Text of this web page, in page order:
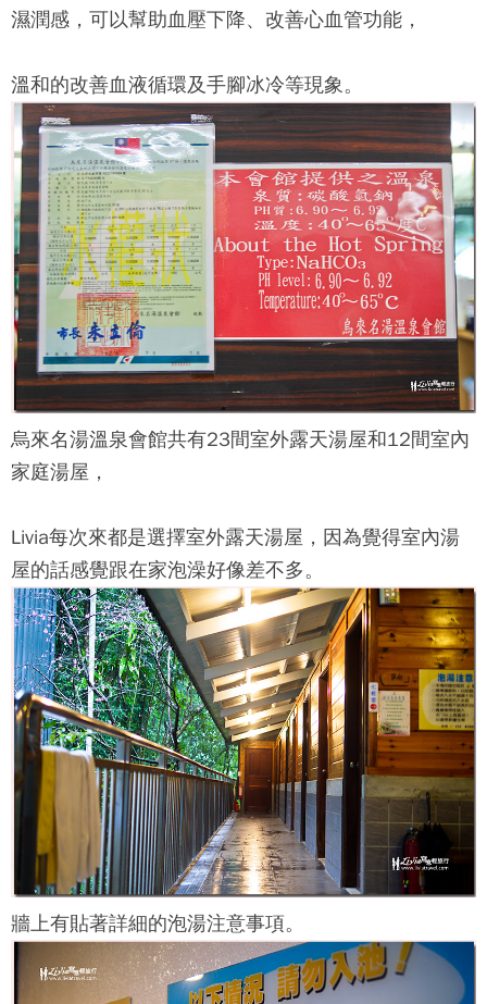
濕潤感，可以幫助血壓下降、改善心血管功能，
溫和的改善血液循環及手腳冰冷等現象。
烏來名湯溫泉會館共有23間室外露天湯屋和12間室內
家庭湯屋，
Livia每次來都是選擇室外露天湯屋，因為覺得室內湯
屋的話感覺跟在家泡澡好像差不多。
牆上有貼著詳細的泡湯注意事項。